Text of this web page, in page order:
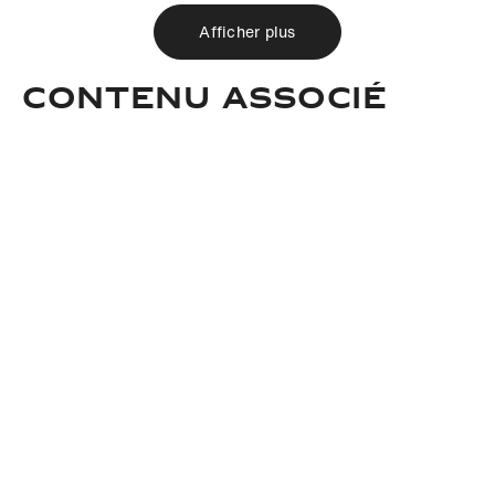
Afficher plus
Contenu associé